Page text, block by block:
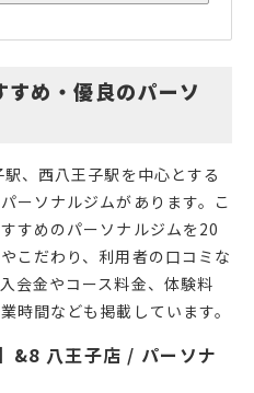
め・優良のパーソ
、西八王子駅を中心とする
ーソナルジムがあります。こ
すめのパーソナルジムを20
こだわり、利用者の口コミな
会金やコース料金、体験料
時間なども掲載しています。
&8 八王子店 / パーソナ